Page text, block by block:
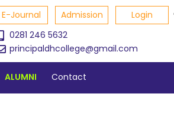
E-Journal Admission
Login
0281 246 5632
principaldhcollege@gmail.com
ALUMNI Contact